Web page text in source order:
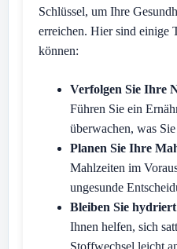
Schlüssel, um Ihre
erreichen. Hier sind einige
können:
Verfolgen Sie Ihre
Führen Sie ein
überwachen, was
Planen Sie Ihre
Mahlzeiten im
ungesunde
Bleiben Sie
Ihnen helfen, sich